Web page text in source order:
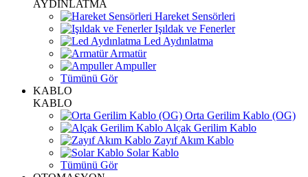
AYDINLATMA
Hareket Sensörleri
Işıldak ve Fenerler
Led Aydınlatma
Armatür
Ampuller
Tümünü Gör
KABLO
KABLO
Orta Gerilim Kablo (OG)
Alçak Gerilim Kablo
Zayıf Akım Kablo
Solar Kablo
Tümünü Gör